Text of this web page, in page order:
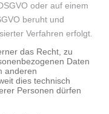
oder auf einem
beruht und
Verfahren erfolgt.
das Recht, zu
Daten
anderen
dies technisch
Personen dürfen